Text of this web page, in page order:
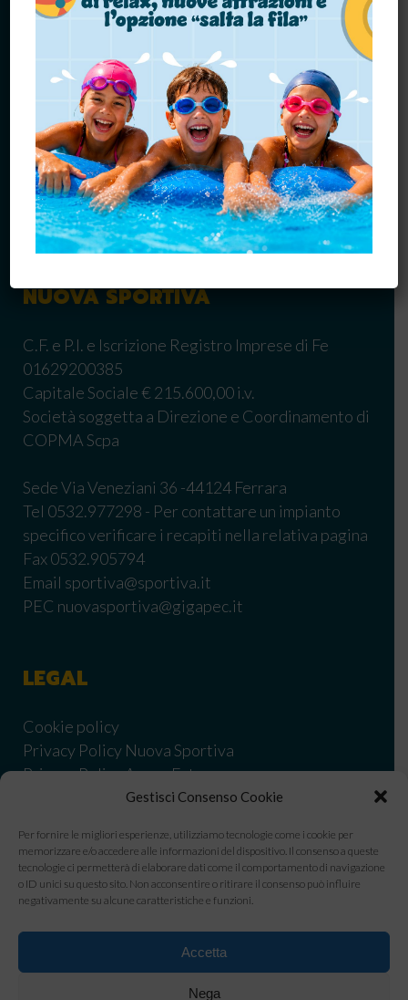
Gestisci Consenso Cookie
Per fornire le migliori esperienze, utilizziamo tecnologie come i cookie per
memorizzare e/o accedere alle informazioni del dispositivo. Il consenso a queste
tecnologie ci permetterà di elaborare dati come il comportamento di navigazione
o ID unici su questo sito. Non acconsentire o ritirare il consenso può influire
negativamente su alcune caratteristiche e funzioni.
Accetta
Nega
FALCONARA MARITTIMA
FIORANO MODENESE
FORMIGINE
PALESTRA PASTRO
PARMA
REGGIO EMILIA MELATO
REGGIO EMILIA GATTALUPA
SAN PIETRO IN CASALE
SASSUOLO
PESARO
NUOVA SPORTIVA
C.F. e P.I. e Iscrizione Registro Imprese di Fe
01629200385
Capitale Sociale € 215.600,00 i.v.
Società soggetta a Direzione e Coordinamento di
COPMA Scpa
Sede Via Veneziani 36 -44124 Ferrara
Tel 0532.977298 - Per contattare un impianto
specifico verificare i recapiti nella relativa pagina
Fax 0532.905794
Email sportiva@sportiva.it
PEC nuovasportiva@gigapec.it
LEGAL
Cookie policy
Privacy Policy Nuova Sportiva
Privacy Policy Acqua Estense
Informativa Privacy Nuova Sportiva corsi
Informativa privacy Estense corsi
Condizionidi vendita
Informativa privacy utenti WhatsApp Business
Whistleblowing Nuova Sportiva